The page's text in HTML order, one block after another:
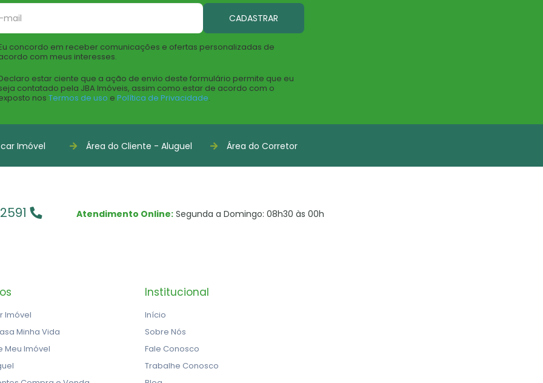
CADASTRAR
concordo em receber comunicações e ofertas personalizadas de
com meus interesses.
estar ciente que a ação de envio deste formulário permite que eu
contatado pela JBA Imóveis, assim como estar de acordo com o
nos Termos de uso e Política de Privacidade.
Imóvel Área do Cliente - Aluguel Área do Corretor
Atendimento Online: Segunda a Domingo: 08h30 às 00h
Imóvel
Minha Vida
Meu Imóvel
Institucional
Início
Sobre Nós
Fale Conosco
Trabalhe Conosco